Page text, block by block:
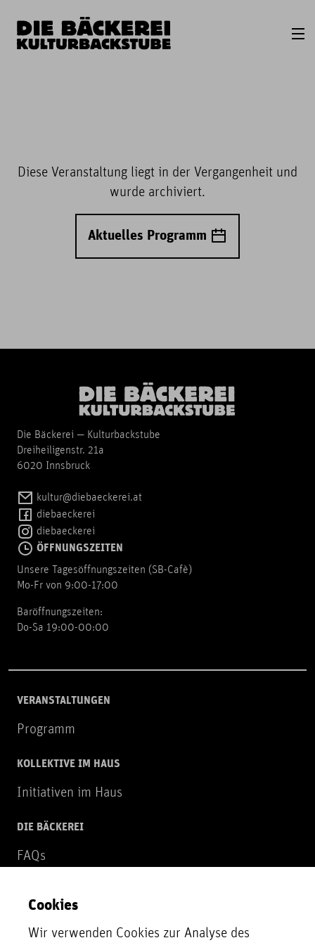
Diese Veranstaltung liegt in der Vergangenheit und
wurde archiviert.
Aktuelles Programm
Die Bäckerei — Kulturbackstube
Dreiheiligenstr. 21a
6020 Innsbruck
kultur@diebaeckerei.at
diebaeckerei
diebaeckerei
ÖFFNUNGSZEITEN
Unsere Tagesöffnungszeiten (SB-Cafè)
Mo-Fr von 9:00-17:00
Baröffnungszeiten:
Do-Sa 19:00-00:00
VERANSTALTUNGEN
Programm
KOLLEKTIVE IM HAUS
Initiativen im Haus
DIE BÄCKEREI
FAQs
NEWSLETTER
Zur Newsletter Anmeldung
Cookies
Wir verwenden Cookies zur Analyse des